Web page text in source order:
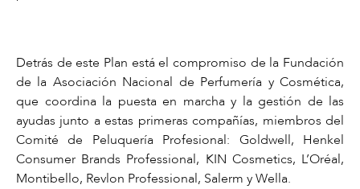
Detrás de este Plan está el compromiso de la Fundación
de la Asociación Nacional de Perfumería y Cosmética,
que coordina la puesta en marcha y la gestión de las
ayudas junto a estas primeras compañías, miembros del
Comité de Peluquería Profesional: Goldwell, Henkel
Consumer Brands Professional, KIN Cosmetics, L’Oréal,
Montibello, Revlon Professional, Salerm y Wella.